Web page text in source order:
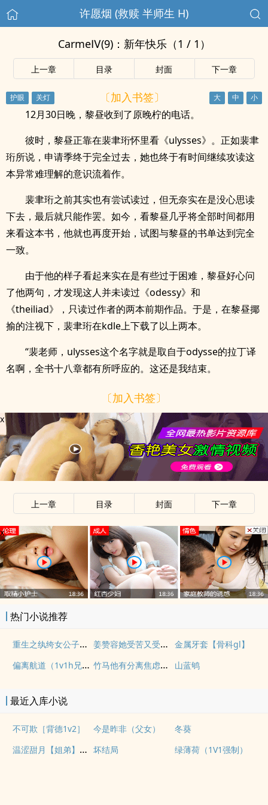
许愿烟 (救赎 半师生 H)
CarmeⅣ(9)：新年快乐（1 / 1）
上一章 目录 封面 下一章
〔加入书签〕
12月30日晚，黎昼收到了原晚柠的电话。
彼时，黎昼正靠在裴聿珩怀里看《ulysses》。正如裴聿
珩所说，申请季终于完全过去，她也终于有时间继续攻读这
本异常难理解的意识流着作。
裴聿珩之前其实也有尝试读过，但无奈实在是没心思读
下去，最后就只能作罢。如今，看黎昼几乎将全部时间都用
来看这本书，他就也再度开始，试图与黎昼的书单达到完全
一致。
由于他的样子看起来实在是有些过于困难，黎昼好心问
了他两句，才发现这人并未读过《odessy》和
《theiliad》，只读过作者的两本前期作品。于是，在黎昼揶
揄的注视下，裴聿珩在kdle上下载了以上两本。
“裴老师，ulysses这个名字就是取自于odysse的拉丁译
名啊，全书十八章都有所呼应的。这还是我结束。
〔加入书签〕
x
上一章 目录 封面 下一章
x
热门小说推荐
重生之纨绔女公子（NPH） 姜赞容她受苦又受难（NPH） 金属牙套【骨科gl】
偏离航道（1v1h兄妹骨科bg） 竹马他有分离焦虑（1v1） 山蓝鸲
最近入库小说
不可欺［背德1v2］ 今是昨非（父女） 冬葵
温涩甜月【姐弟】【1v1】 坏结局 绿薄荷（1V1强制）